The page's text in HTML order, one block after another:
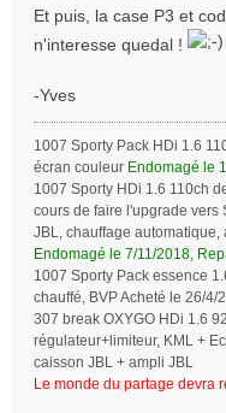
s
a
e
Et puis, la case P3 et
n'interesse quedal !
-Yves
1007 Sporty Pack HDi 1.6
écran couleur Endomagé le
1007 Sporty HDi 1.6 110ch
cours de faire l'upgrade vers
JBL, chauffage
Endomagé le 7/11/2018,
1007 Sporty Pack essence
chauffé, BVP Acheté le 26/4/
307 break OXYGO HDi 1.6
régulateur+limiteur, KML +
caisson JBL + ampli JBL
Le monde du partage devra